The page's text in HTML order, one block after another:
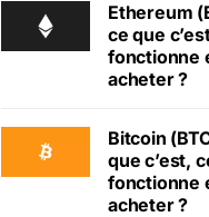
Ethereum
ce que
fonctionne
acheter ?
Bitcoin
que c’est,
fonctionne
acheter ?